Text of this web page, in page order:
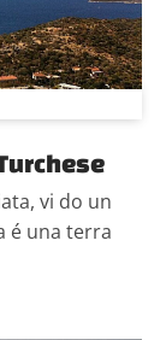
vi do un
é una terra